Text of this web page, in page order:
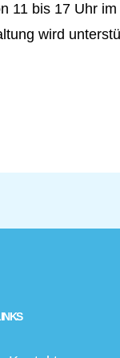
11 bis 17 Uhr
wird